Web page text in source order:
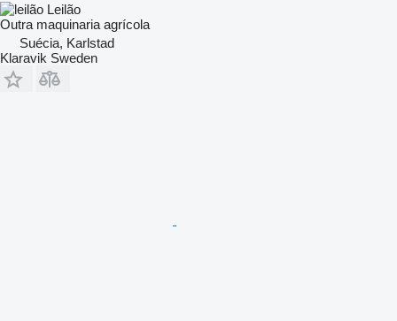
Leilão
Outra maquinaria agrícola
Suécia, Karlstad
Klaravik Sweden